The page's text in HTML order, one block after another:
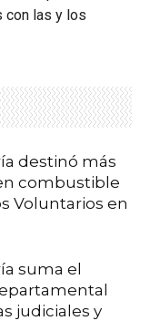
con las y los
destinó más
combustible
Voluntarios en
suma el
judiciales y